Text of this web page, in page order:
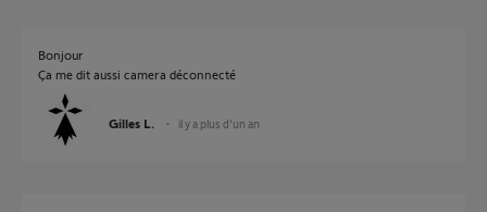
Bonjour
Ça me dit aussi camera déconnecté
Gilles L. il y a plus d'un an